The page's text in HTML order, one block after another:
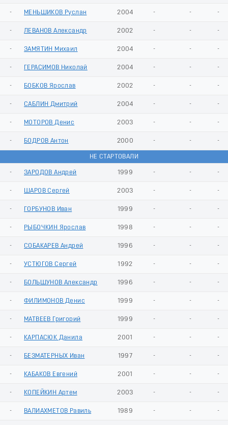
- МЕНЬШИКОВ Руслан 2004 - - -
- ЛЕВАНОВ Александр 2002 - - -
- ЗАМЯТИН Михаил 2004 - - -
- ГЕРАСИМОВ Николай 2004 - - -
- БОБКОВ Ярослав 2002 - - -
- САБЛИН Дмитрий 2004 - - -
- МОТОРОВ Денис 2003 - - -
- БОДРОВ Антон 2000 - - -
НЕ СТАРТОВАЛИ
- ЗАРОДОВ Андрей 1999 - - -
- ШАРОВ Сергей 2003 - - -
- ГОРБУНОВ Иван 1999 - - -
- РЫБОЧКИН Ярослав 1998 - - -
- СОБАКАРЕВ Андрей 1996 - - -
- УСТЮГОВ Сергей 1992 - - -
- БОЛЬШУНОВ Александр 1996 - - -
- ФИЛИМОНОВ Денис 1999 - - -
- МАТВЕЕВ Григорий 1999 - - -
- КАРПАСЮК Данила 2001 - - -
- БЕЗМАТЕРНЫХ Иван 1997 - - -
- КАБАКОВ Евгений 2001 - - -
- КОПЕЙКИН Артем 2003 - - -
- ВАЛИАХМЕТОВ Равиль 1989 - - -